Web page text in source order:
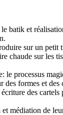
batik et
sur un petit
chaude sur les
le processus
des formes et des
des cartels
médiation de